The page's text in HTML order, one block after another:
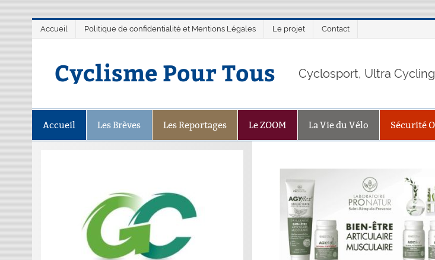
Accueil Politique de confidentialité et Mentions Légales Le projet Contact
Cyclisme Pour Tous Cyclosport, Ultra
Accueil Les Brèves Les Reportages Le ZOOM La Vie du Vélo Sécurité